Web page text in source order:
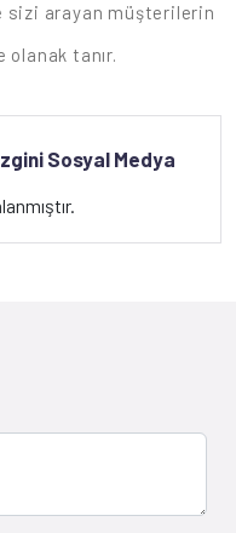
sizi arayan müşterilerin
olanak tanır.
Sosyal Medya